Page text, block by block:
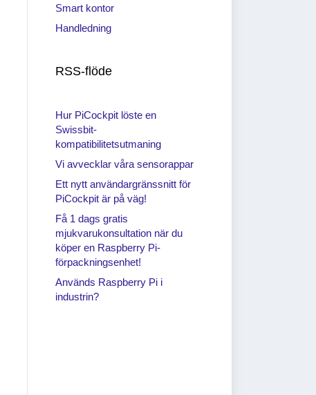
Smart kontor
Handledning
RSS-flöde
Hur PiCockpit löste en
Swissbit-
kompatibilitetsutmaning
Vi avvecklar våra sensorappar
Ett nytt användargränssnitt för
PiCockpit är på väg!
Få 1 dags gratis
mjukvarukonsultation när du
köper en Raspberry Pi-
förpackningsenhet!
Används Raspberry Pi i
industrin?